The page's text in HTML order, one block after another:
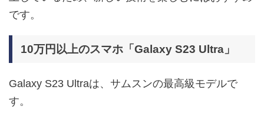
です。
10万円以上のスマホ「Galaxy S23 Ultra」
Galaxy S23 Ultraは、サムスンの最高級モデルで
す。